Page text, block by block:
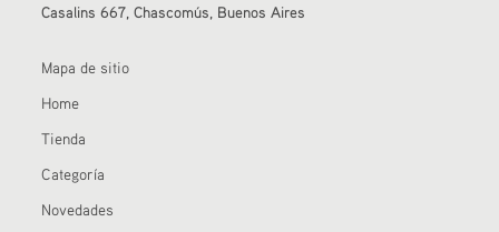
Casalins 667, Chascomús, Buenos Aires
Mapa de sitio
Home
Tienda
Categoría
Novedades